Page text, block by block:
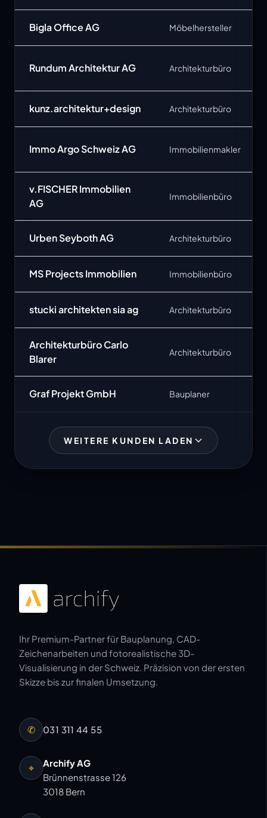
Bigla Office AG Möbelhersteller
Rundum Architektur AG Architekturbüro
kunz.architektur+design Architekturbüro
Immo Argo Schweiz AG Immobilienmakler
v.FISCHER Immobilien
AG
Immobilienbüro
Urben Seyboth AG Architekturbüro
MS Projects Immobilien Immobilienbüro
stucki architekten sia ag Architekturbüro
Architekturbüro Carlo
Blarer
Architekturbüro
Graf Projekt GmbH Bauplaner
WEITERE KUNDEN LADEN
Ihr Premium-Partner für Bauplanung, CAD-
Zeichenarbeiten und fotorealistische 3D-
Visualisierung in der Schweiz. Präzision von der ersten
Skizze bis zur finalen Umsetzung.
✆ 031 311 44 55
⌖
Archify AG
Brünnenstrasse 126
3018 Bern